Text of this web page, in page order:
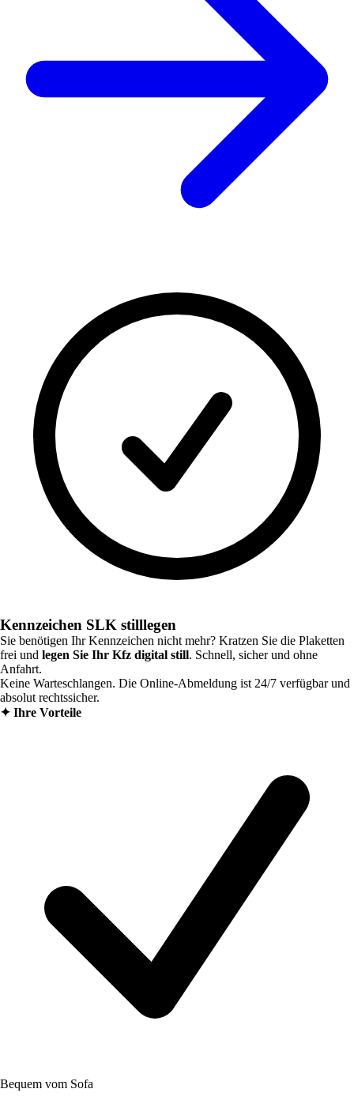
Kennzeichen SLK stilllegen
Sie benötigen Ihr Kennzeichen nicht mehr? Kratzen Sie die Plaketten
frei und legen Sie Ihr Kfz digital still. Schnell, sicher und ohne
Anfahrt.
Keine Warteschlangen. Die Online-Abmeldung ist 24/7 verfügbar und
absolut rechtssicher.
✦ Ihre Vorteile
Bequem vom Sofa